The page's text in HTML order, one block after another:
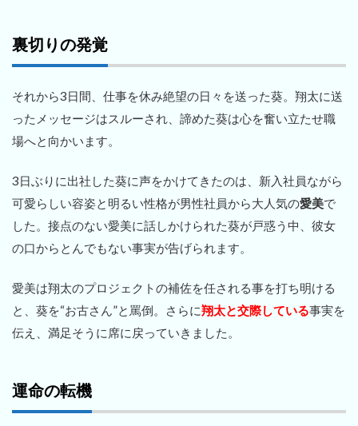
裏切りの発覚
それから3日間、仕事を休み絶望の日々を送った葵。翔太に送
ったメッセージはスルーされ、諦めた葵は心を奮い立たせ職
場へと向かいます。
3日ぶりに出社した葵に声をかけてきたのは、新入社員ながら
可愛らしい容姿と明るい性格が男性社員から大人気の愛美で
した。接点のない愛美に話しかけられた葵が戸惑う中、彼女
の口からとんでもない事実が告げられます。
愛美は翔太のプロジェクトの補佐を任される事を打ち明ける
と、葵を“お古さん”と罵倒。さらに翔太と交際している事実を
伝え、満足そうに席に戻っていきました。
運命の転機